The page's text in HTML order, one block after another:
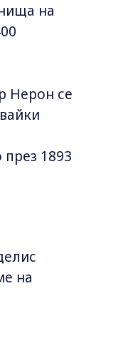
на
Нерон се
1893
на